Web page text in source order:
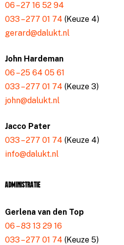
06 – 27 16 52 94
033 – 277 01 74 (Keuze 4)
gerard@dalukt.nl
John Hardeman
06 – 25 64 05 61
033 – 277 01 74 (Keuze 3)
john@dalukt.nl
Jacco Pater
033 – 277 01 74 (Keuze 4)
info@dalukt.nl
Administratie
Gerlena van den Top
06 – 83 13 29 16
033 – 277 01 74 (Keuze 5)